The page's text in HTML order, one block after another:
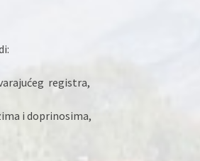
registra,
i doprinosima,